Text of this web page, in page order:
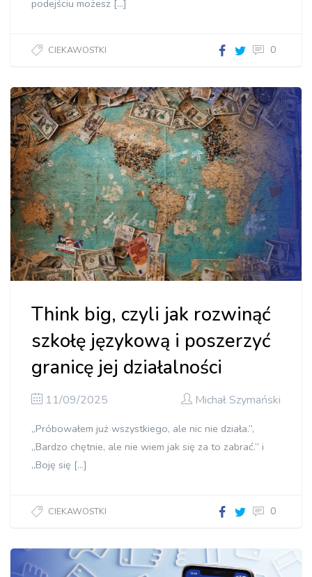
podejściu możesz […]
CIEKAWOSTKI 0
Think big, czyli jak rozwinąć
szkołę językową i poszerzyć
granicę jej działalności
11/09/2025 Michał Szymański
„Próbowałem już wszystkiego, ale nic nie działa.”,
„Bardzo chętnie, ale nie wiem jak się za to zabrać.” i
„Boję się […]
CIEKAWOSTKI 0